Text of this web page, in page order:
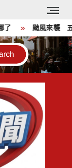
颱風來襲 五峰